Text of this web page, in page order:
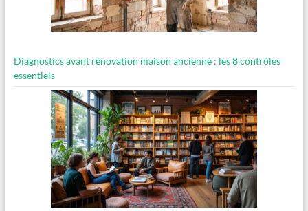
Diagnostics avant rénovation maison ancienne : les 8 contrôles
essentiels